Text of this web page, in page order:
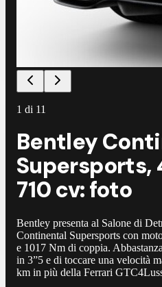
1 di 11
Bentley
Supersports,
710 cv: foto
Bentley presenta al Salone di
Continental Supersports con
e 1017 Nm di coppia.
in 3”5 e di toccare una velocità
km in più della Ferrari